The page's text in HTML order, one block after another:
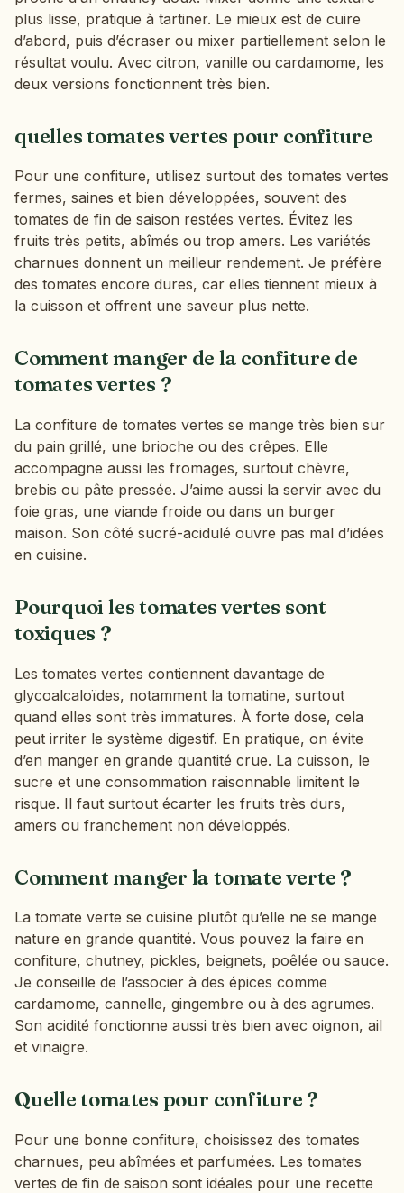
plus lisse, pratique à tartiner. Le mieux est de cuire
d’abord, puis d’écraser ou mixer partiellement selon le
résultat voulu. Avec citron, vanille ou cardamome, les
deux versions fonctionnent très bien.
quelles tomates vertes pour confiture
Pour une confiture, utilisez surtout des tomates vertes
fermes, saines et bien développées, souvent des
tomates de fin de saison restées vertes. Évitez les
fruits très petits, abîmés ou trop amers. Les variétés
charnues donnent un meilleur rendement. Je préfère
des tomates encore dures, car elles tiennent mieux à
la cuisson et offrent une saveur plus nette.
Comment manger de la confiture de
tomates vertes ?
La confiture de tomates vertes se mange très bien sur
du pain grillé, une brioche ou des crêpes. Elle
accompagne aussi les fromages, surtout chèvre,
brebis ou pâte pressée. J’aime aussi la servir avec du
foie gras, une viande froide ou dans un burger
maison. Son côté sucré-acidulé ouvre pas mal d’idées
en cuisine.
Pourquoi les tomates vertes sont
toxiques ?
Les tomates vertes contiennent davantage de
glycoalcaloïdes, notamment la tomatine, surtout
quand elles sont très immatures. À forte dose, cela
peut irriter le système digestif. En pratique, on évite
d’en manger en grande quantité crue. La cuisson, le
sucre et une consommation raisonnable limitent le
risque. Il faut surtout écarter les fruits très durs,
amers ou franchement non développés.
Comment manger la tomate verte ?
La tomate verte se cuisine plutôt qu’elle ne se mange
nature en grande quantité. Vous pouvez la faire en
confiture, chutney, pickles, beignets, poêlée ou sauce.
Je conseille de l’associer à des épices comme
cardamome, cannelle, gingembre ou à des agrumes.
Son acidité fonctionne aussi très bien avec oignon, ail
et vinaigre.
Quelle tomates pour confiture ?
Pour une bonne confiture, choisissez des tomates
charnues, peu abîmées et parfumées. Les tomates
vertes de fin de saison sont idéales pour une recette